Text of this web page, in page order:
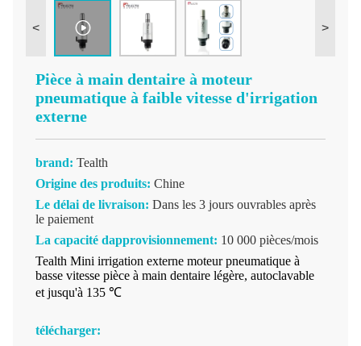
< >
Pièce à main dentaire à moteur
pneumatique à faible vitesse d'irrigation
externe
brand: Tealth
Origine des produits: Chine
Le délai de livraison: Dans les 3 jours ouvrables après
le paiement
La capacité dapprovisionnement: 10 000 pièces/mois
Tealth Mini irrigation externe moteur pneumatique à
basse vitesse pièce à main dentaire légère, autoclavable
et jusqu'à 135 ℃
télécharger: